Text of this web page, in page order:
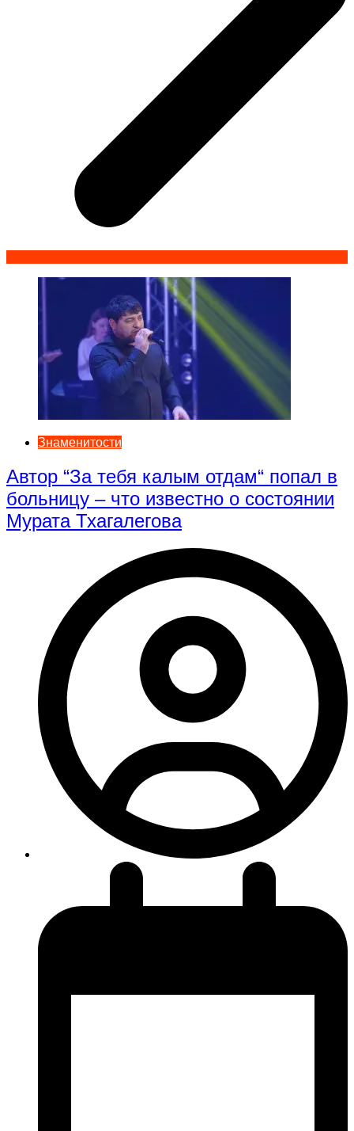
Знаменитости
Автор “За тебя калым отдам“ попал в
больницу – что известно о состоянии
Мурата Тхагалегова